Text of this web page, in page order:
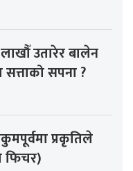
उतारेर बालेन
सपना ?
प्रकृतिले